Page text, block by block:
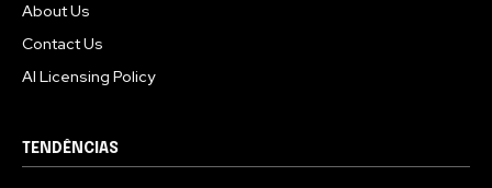
About Us
Contact Us
AI Licensing Policy
TENDÊNCIAS